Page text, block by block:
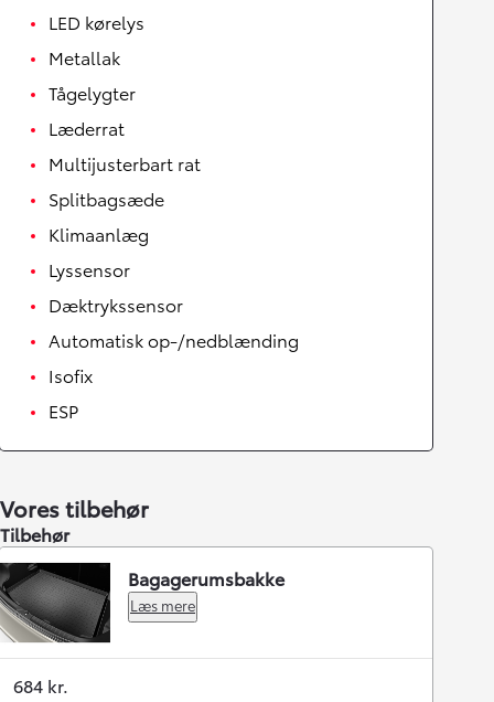
LED kørelys
Metallak
Tågelygter
Læderrat
Multijusterbart rat
Splitbagsæde
Klimaanlæg
Lyssensor
Dæktrykssensor
Automatisk op-/nedblænding
Isofix
ESP
Vores tilbehør
Tilbehør
Bagagerumsbakke
Læs mere
684 kr.